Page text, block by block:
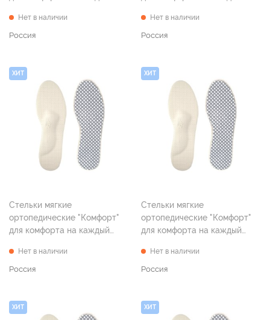
Нет в наличии
Россия
Нет в наличии
Россия
ХИТ
Стельки мягкие
ортопедические "Комфорт"
для комфорта на каждый
Нет в наличии
Россия
ХИТ
Стельки мягкие
ортопедические "Комфорт"
для комфорта на каждый
Нет в наличии
Россия
ХИТ ХИТ